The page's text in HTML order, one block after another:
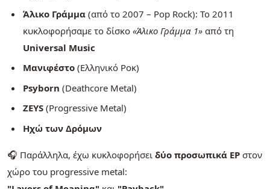
Άλικο Γράμμα(από το 2007 – Pop Rock): Το 2011
κυκλοφορήσαμε το δίσκο «Άλικο Γράμμα 1»από τη
Universal Music
Μανιφέστο(Ελληνικό Ροκ)
Psyborn (Deathcore Metal)
ZEYS(Progressive Metal)
Ηχώ των Δρόμων
🎧 Παράλληλα, έχω κυκλοφορήσει δύο προσωπικά EP στον
χώρο του progressive metal: